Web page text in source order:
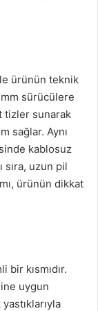
ürünün teknik
sürücülere
tizler sunarak
sağlar. Aynı
kablosuz
sıra, uzun pil
ürünün dikkat
kısmıdır.
uygun